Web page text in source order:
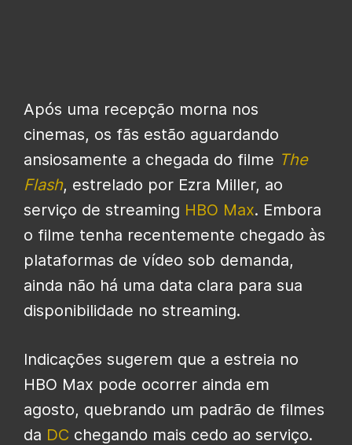
Após uma recepção morna nos
cinemas, os fãs estão aguardando
ansiosamente a chegada do filme The
Flash, estrelado por Ezra Miller, ao
serviço de streaming HBO Max. Embora
o filme tenha recentemente chegado às
plataformas de vídeo sob demanda,
ainda não há uma data clara para sua
disponibilidade no streaming.
Indicações sugerem que a estreia no
HBO Max pode ocorrer ainda em
agosto, quebrando um padrão de filmes
da DC chegando mais cedo ao serviço.